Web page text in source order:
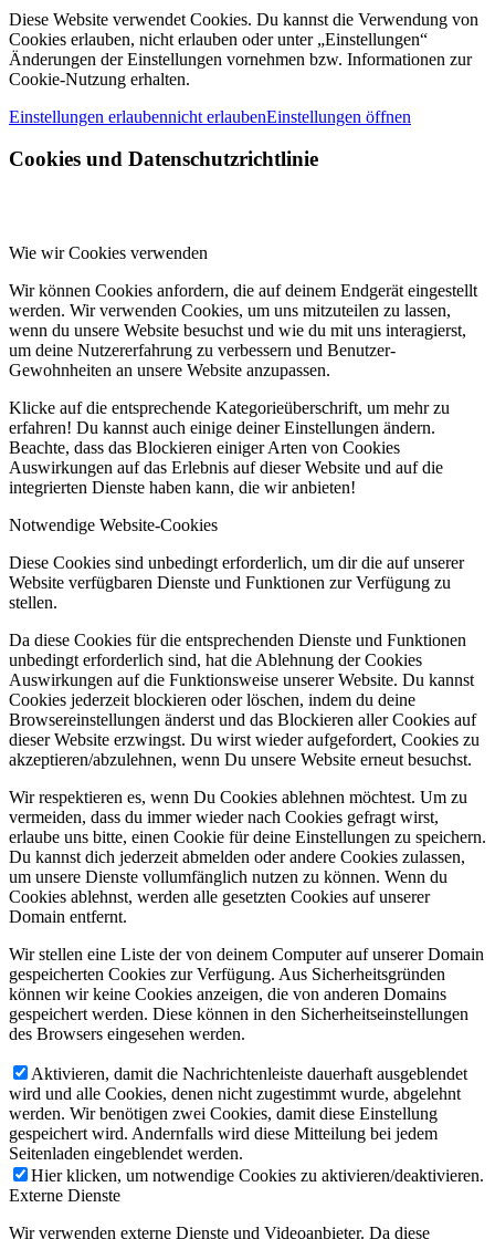
Diese Website verwendet Cookies. Du kannst die Verwendung von
Cookies erlauben, nicht erlauben oder unter „Einstellungen“
Änderungen der Einstellungen vornehmen bzw. Informationen zur
Cookie-Nutzung erhalten.
Einstellungen erlaubennicht erlaubenEinstellungen öffnen
Cookies und Datenschutzrichtlinie
Wie wir Cookies verwenden
Wir können Cookies anfordern, die auf deinem Endgerät eingestellt
werden. Wir verwenden Cookies, um uns mitzuteilen zu lassen,
wenn du unsere Website besuchst und wie du mit uns interagierst,
um deine Nutzererfahrung zu verbessern und Benutzer-
Gewohnheiten an unsere Website anzupassen.
Klicke auf die entsprechende Kategorieüberschrift, um mehr zu
erfahren! Du kannst auch einige deiner Einstellungen ändern.
Beachte, dass das Blockieren einiger Arten von Cookies
Auswirkungen auf das Erlebnis auf dieser Website und auf die
integrierten Dienste haben kann, die wir anbieten!
Notwendige Website-Cookies
Diese Cookies sind unbedingt erforderlich, um dir die auf unserer
Website verfügbaren Dienste und Funktionen zur Verfügung zu
stellen.
Da diese Cookies für die entsprechenden Dienste und Funktionen
unbedingt erforderlich sind, hat die Ablehnung der Cookies
Auswirkungen auf die Funktionsweise unserer Website. Du kannst
Cookies jederzeit blockieren oder löschen, indem du deine
Browsereinstellungen änderst und das Blockieren aller Cookies auf
dieser Website erzwingst. Du wirst wieder aufgefordert, Cookies zu
akzeptieren/abzulehnen, wenn Du unsere Website erneut besuchst.
Wir respektieren es, wenn Du Cookies ablehnen möchtest. Um zu
vermeiden, dass du immer wieder nach Cookies gefragt wirst,
erlaube uns bitte, einen Cookie für deine Einstellungen zu speichern.
Du kannst dich jederzeit abmelden oder andere Cookies zulassen,
um unsere Dienste vollumfänglich nutzen zu können. Wenn du
Cookies ablehnst, werden alle gesetzten Cookies auf unserer
Domain entfernt.
Wir stellen eine Liste der von deinem Computer auf unserer Domain
gespeicherten Cookies zur Verfügung. Aus Sicherheitsgründen
können wir keine Cookies anzeigen, die von anderen Domains
gespeichert werden. Diese können in den Sicherheitseinstellungen
des Browsers eingesehen werden.
Aktivieren, damit die Nachrichtenleiste dauerhaft ausgeblendet
wird und alle Cookies, denen nicht zugestimmt wurde, abgelehnt
werden. Wir benötigen zwei Cookies, damit diese Einstellung
gespeichert wird. Andernfalls wird diese Mitteilung bei jedem
Seitenladen eingeblendet werden.
Hier klicken, um notwendige Cookies zu aktivieren/deaktivieren.
Externe Dienste
Wir verwenden externe Dienste und Videoanbieter. Da diese